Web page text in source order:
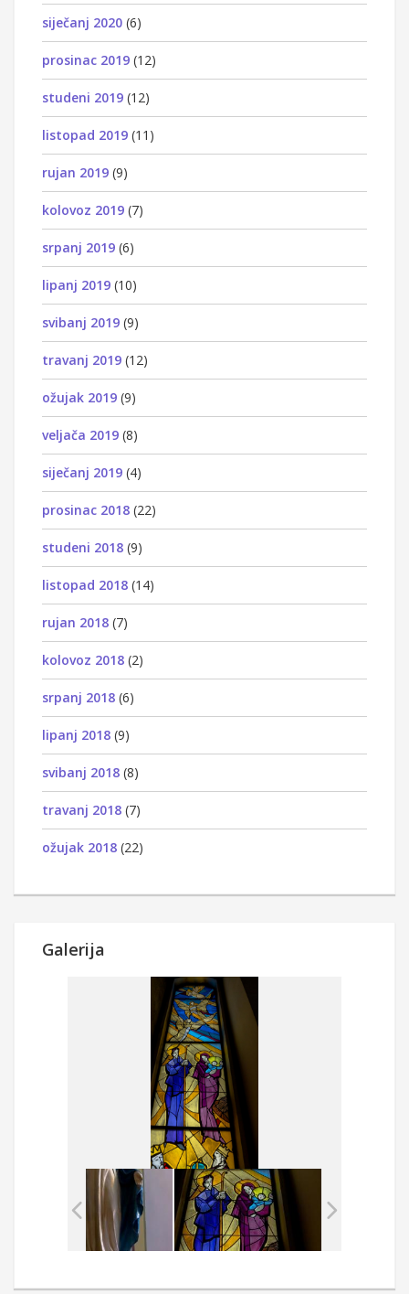
siječanj 2020 (6)
prosinac 2019 (12)
studeni 2019 (12)
listopad 2019 (11)
rujan 2019 (9)
kolovoz 2019 (7)
srpanj 2019 (6)
lipanj 2019 (10)
svibanj 2019 (9)
travanj 2019 (12)
ožujak 2019 (9)
veljača 2019 (8)
siječanj 2019 (4)
prosinac 2018 (22)
studeni 2018 (9)
listopad 2018 (14)
rujan 2018 (7)
kolovoz 2018 (2)
srpanj 2018 (6)
lipanj 2018 (9)
svibanj 2018 (8)
travanj 2018 (7)
ožujak 2018 (22)
Galerija